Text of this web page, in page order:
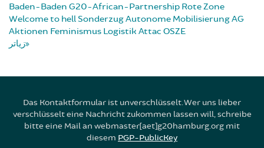
Baden-Baden G20-African-Partnership Rote Zone
Welcome to hellSonderzugAutonome MobilisierungAG
Aktionen Feminismus Logistik Attac OSZE
زیاتر
Das Kontaktformular ist unverschlüsselt. Wer uns lieber
verschlüsselt eine Nachricht zukommen lassen will, schreibe
bitte eine Mail an webmaster[aet]g20hamburg.org mit
diesem PGP-PublicKey